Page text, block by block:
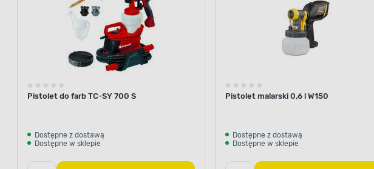
Pistolet do farb TC-SY 700 S
Dostępne z dostawą
Dostępne w sklepie
Pistolet malarski 0,6 l W150
Dostępne z dostawą
Dostępne w sklepie